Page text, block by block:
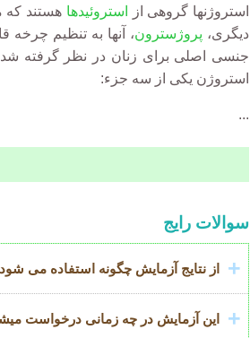
استروژنها گروهی از استروئیدها هستند که
دیگری، پروژسترون، آنها به تنظیم
جنسی اصلی برای زنان در نظر گرفته
استروژن یکی از سه جزء:
...
Accordion
Title
سوالات رایج
از نتایج آزمایش چگونه استفاده می
این آزمایش در چه زمانی درخواست